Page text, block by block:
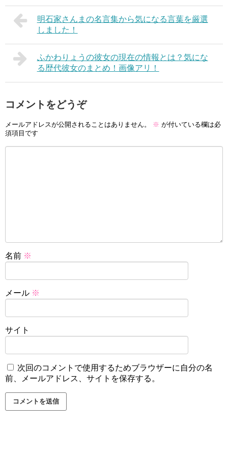
明石家さんまの名言集から気になる言葉を厳選
しました！
ふかわりょうの彼女の現在の情報とは？気にな
る歴代彼女のまとめ！画像アリ！
コメントをどうぞ
メールアドレスが公開されることはありません。 ※ が付いている欄は必
須項目です
名前 ※
メール ※
サイト
次回のコメントで使用するためブラウザーに自分の名
前、メールアドレス、サイトを保存する。